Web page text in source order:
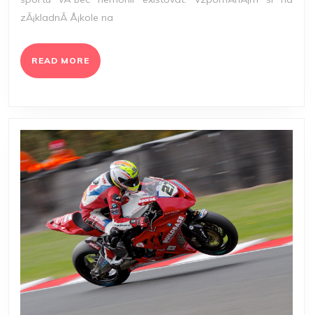
zÃ¡kladnÃ­ Å¡kole na
READ MORE READ
MORE